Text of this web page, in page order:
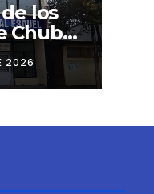
los
Chubut
2026